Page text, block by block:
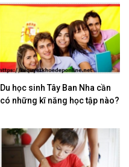
Du học sinh Tây Ban Nha cần
có những kĩ năng học tập nào?